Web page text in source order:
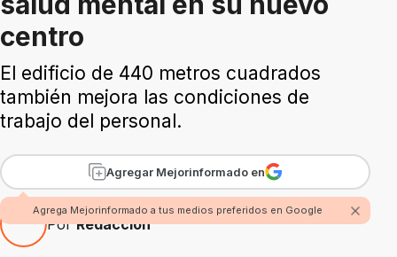
centro
El edificio de 440 metros cuadrados
también mejora las condiciones de
trabajo del personal.
Agregar Mejorinformado en
Agrega Mejorinformado a tus medios preferidos en Google
PorRedacción